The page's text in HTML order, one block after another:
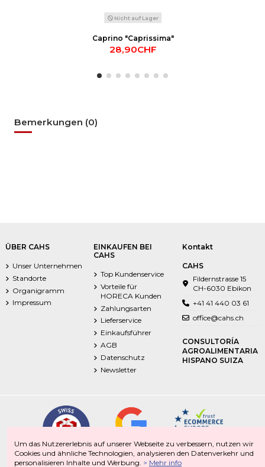
Nicht auf Lager
Caprino "Caprissima"
28,90CHF
Bemerkungen (0)
ÜBER CAHS
Unser Unternehmen
Standorte
Organigramm
Impressum
EINKAUFEN BEI
CAHS
Top Kundenservice
Vorteile für
HORECA Kunden
Zahlungsarten
Lieferservice
Einkaufsführer
AGB
Datenschutz
Newsletter
Kontakt
CAHS
Fildernstrasse 15
CH-6030 Ebikon
+41 41 440 03 61
office@cahs.ch
CONSULTORÍA
AGROALIMENTARIA
HISPANO SUIZA
Um das Nutzererlebnis auf unserer Webseite zu verbessern, nutzen wir
Cookies und ähnliche Technologien, analysieren den Datenverkehr und
personalisieren Inhalte und Werbung. > Mehr info